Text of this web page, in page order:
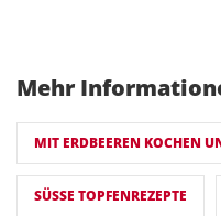
Mehr
MIT ERDBEEREN KOCHEN
SÜSSE TOPFENREZEPTE